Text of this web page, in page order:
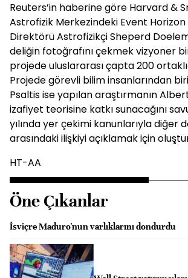
Reuters’in haberine göre Harvard &
Astrofizik Merkezindeki Event
Direktörü Astrofizikçi Sheperd
deliğin fotoğrafını çekmek vizyoner
projede uluslararası çapta 200
Projede görevli bilim insanlarından
Psaltis ise yapılan araştırmanın
izafiyet teorisine katkı sunacağını
yılında yer çekimi kanunlarıyla diğer
arasındaki ilişkiyi açıklamak için
HT-AA
Öne Çıkanlar
İsviçre Maduro'nun varlıklarını dondurdu